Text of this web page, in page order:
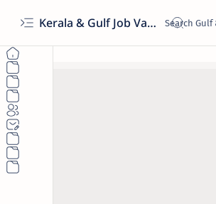
Kerala & Gulf Job Vacancies 2026 | Latest Govt & Private Jobs